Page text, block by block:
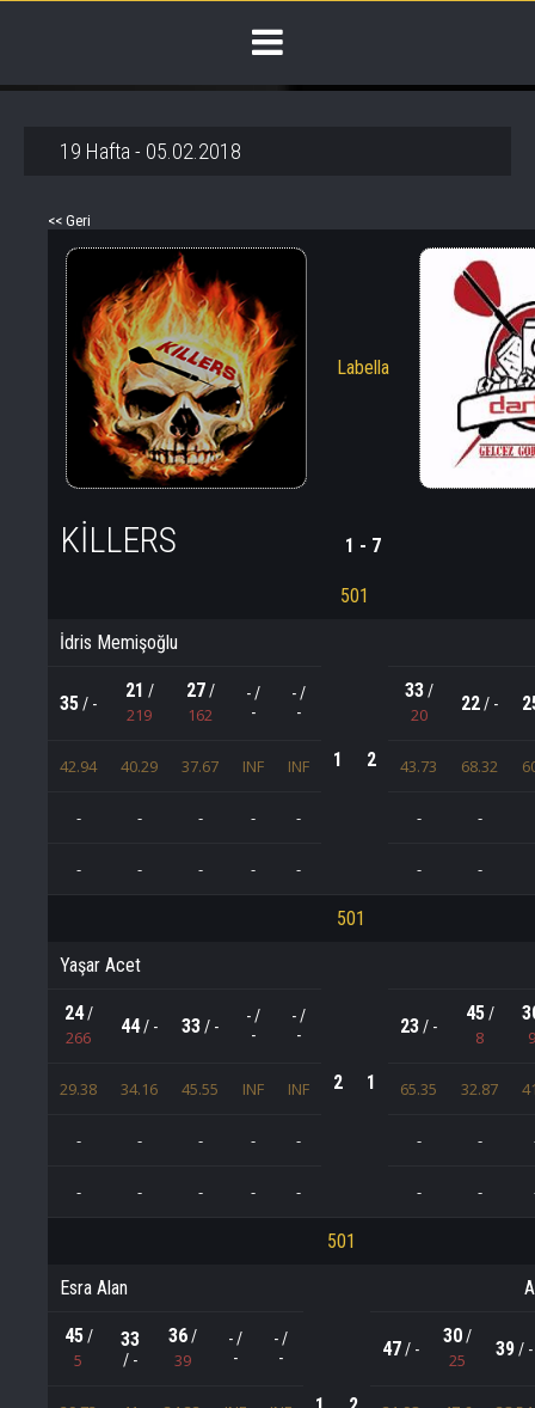
19 Hafta - 05.02.2018
<< Geri
Labella
KILLERS 1 - 7
501
İdris Memişoğlu
1 2
35/ -
21 /
219
27/
162
- /
-
- /
-
33/
20 22/ -
42.94 40.29 37.67 INF INF 43.73 68.32
- - - - - - -
- - - - - - -
501
Yaşar Acet
2 1
24/
266 44/ - 33/ -
- /
-
- /
-
23/ -
45/
8
29.38 34.16 45.55 INF INF 65.35 32.87
- - - - - - -
- - - - - - -
501
Esra Alan
45/
5
33
/ -
36/
39
- /
-
- /
-
47/ -
30/
25 39/ -